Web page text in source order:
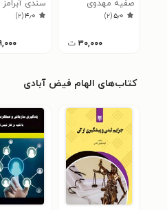
(مجموعه اول)
صفیه مهدوی
۵٫۰(۲)
۳۰,۰۰۰ ت
سندی آبرامز
۴٫۰(۲)
کتاب‌های الهام فیض آبادی